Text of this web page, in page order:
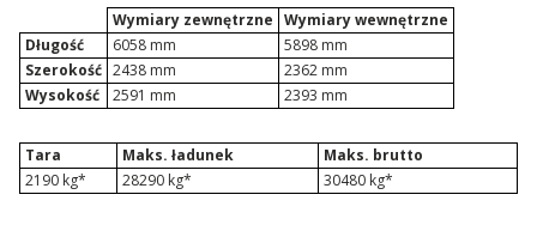
Kontenery Toruń
Kontenery Warszawa
Kontenery Wrocław
Wymiary zewnętrzne Wymiary wewnętrzne
Długość
6058 mm
5898 mm
Szerokość 2438 mm
2362 mm
Wysokość
2591 mm 2393 mm
Tara Maks. ładunek
Maks. brutto
2190 kg*
28290 kg* 30480 kg*